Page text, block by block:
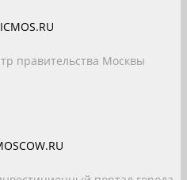
правительства Москвы